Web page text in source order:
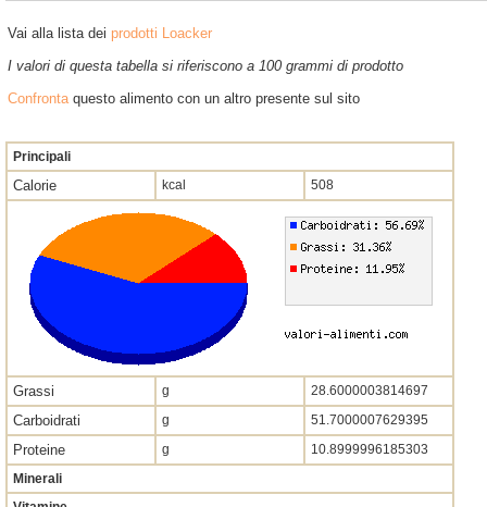
Vai alla lista dei prodotti Loacker
I valori di questa tabella si riferiscono a 100 grammi di prodotto
Confrontaquesto alimento con un altro presente sul sito
Principali
Calorie kcal 508
Grassi g 28.6000003814697
Carboidrati g 51.7000007629395
Proteine g
10.8999996185303
Minerali